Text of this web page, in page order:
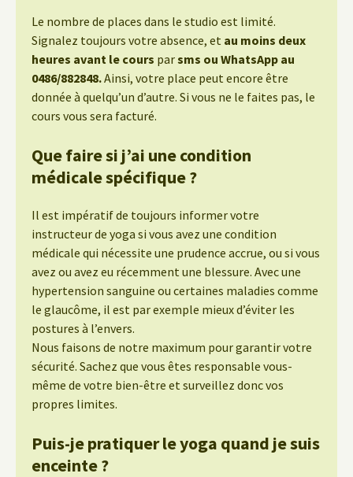
Le nombre de places dans le studio est limité.
Signalez toujours votre absence, et au moins deux
heures avant le cours parsms ou WhatsApp au
0486/882848.Ainsi, votre place peut encore être
donnée à quelqu’un d’autre. Si vous ne le faites pas, le
cours vous sera facturé.
Que faire si j’ai une condition
médicale spécifique ?
Il est impératif de toujours informer votre
instructeur de yoga si vous avez une condition
médicale qui nécessite une prudence accrue, ou si vous
avez ou avez eu récemment une blessure. Avec une
hypertension sanguine ou certaines maladies comme
le glaucôme, il est par exemple mieux d’éviter les
postures à l’envers.
Nous faisons de notre maximum pour garantir votre
sécurité. Sachez que vous êtes responsable vous-
même de votre bien-être et surveillez donc vos
propres limites.
Puis-je pratiquer le yoga quand je suis
enceinte ?